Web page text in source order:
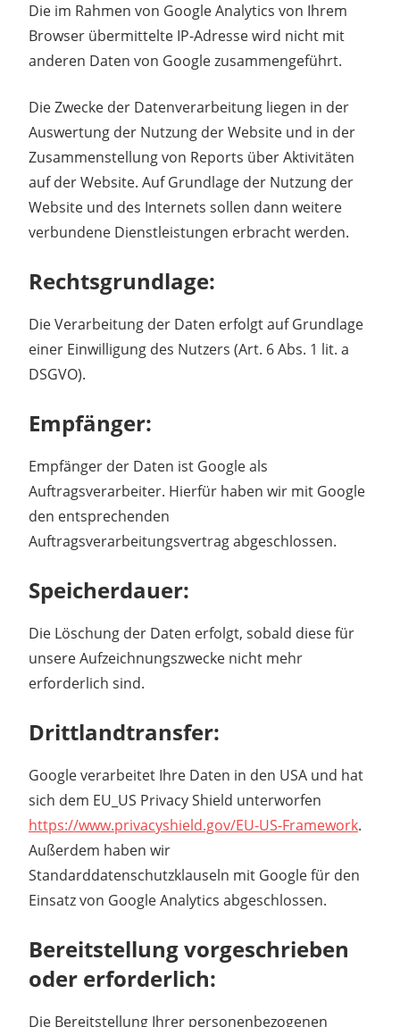
Die im Rahmen von Google Analytics von Ihrem
Browser übermittelte IP-Adresse wird nicht mit
anderen Daten von Google zusammengeführt.
Die Zwecke der Datenverarbeitung liegen in der
Auswertung der Nutzung der Website und in der
Zusammenstellung von Reports über Aktivitäten
auf der Website. Auf Grundlage der Nutzung der
Website und des Internets sollen dann weitere
verbundene Dienstleistungen erbracht werden.
Rechtsgrundlage:
Die Verarbeitung der Daten erfolgt auf Grundlage
einer Einwilligung des Nutzers (Art. 6 Abs. 1 lit. a
DSGVO).
Empfänger:
Empfänger der Daten ist Google als
Auftragsverarbeiter. Hierfür haben wir mit Google
den entsprechenden
Auftragsverarbeitungsvertrag abgeschlossen.
Speicherdauer:
Die Löschung der Daten erfolgt, sobald diese für
unsere Aufzeichnungszwecke nicht mehr
erforderlich sind.
Drittlandtransfer:
Google verarbeitet Ihre Daten in den USA und hat
sich dem EU_US Privacy Shield unterworfen
https://www.privacyshield.gov/EU-US-Framework.
Außerdem haben wir
Standarddatenschutzklauseln mit Google für den
Einsatz von Google Analytics abgeschlossen.
Bereitstellung vorgeschrieben
oder erforderlich:
Die Bereitstellung Ihrer personenbezogenen